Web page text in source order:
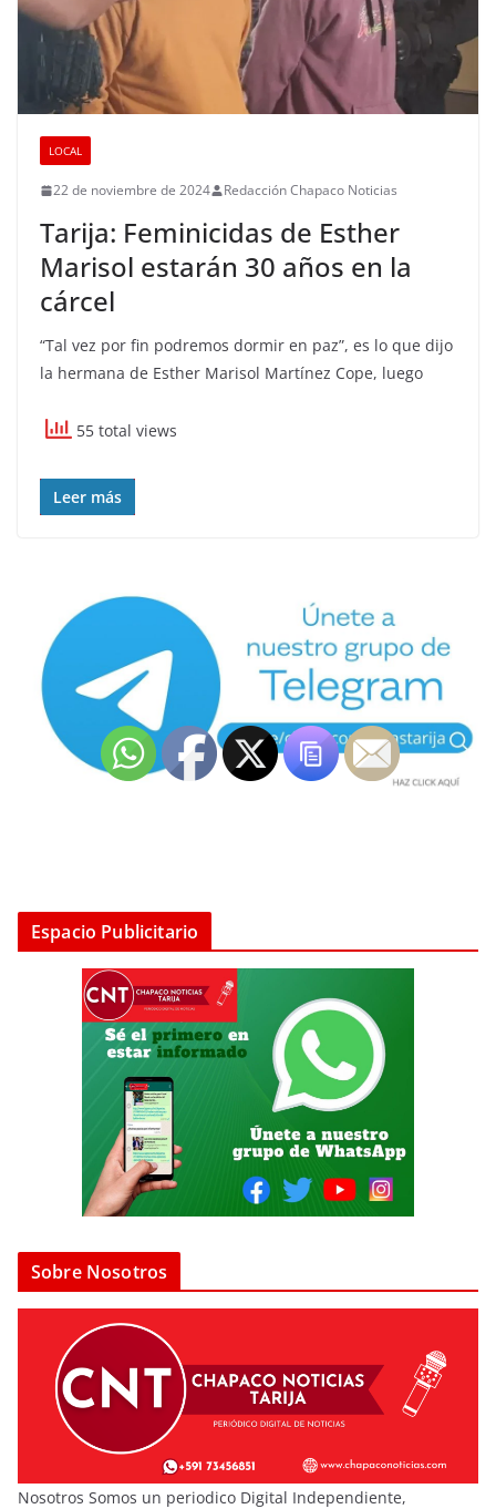
LOCAL
22 de noviembre de 2024 Redacción Chapaco Noticias
Tarija: Feminicidas de Esther
Marisol estarán 30 años en la
cárcel
“Tal vez por fin podremos dormir en paz”, es lo que dijo
la hermana de Esther Marisol Martínez Cope, luego
55 total views
Leer más
Espacio Publicitario
Sobre Nosotros
Nosotros Somos un periodico Digital Independiente,